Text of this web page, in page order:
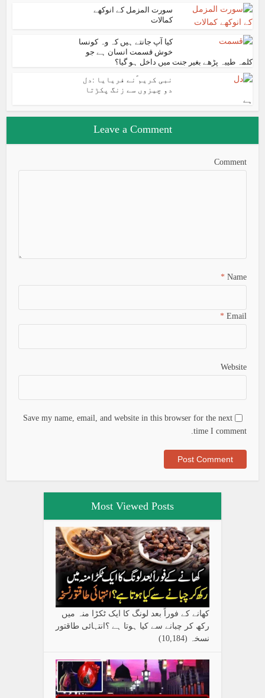
سورت المزمل کے انوکھے
کمالات
کیا آپ جانتے ہیں کہ وہ کونسا
خوش قسمت انسان ہے جو
کلمہ طیبہ پڑھے بغیر جنت میں داخل ہو گیا؟
نبی کریم ؐنے فریایا :دل
دو چیزوں سے زنگ پکڑتا
ہے
Leave a Comment
Comment
Name
*
Email
*
Website
Save my name, email, and website in this browser for the next
time I comment.
Most Viewed Posts
کھانے کے فوراً بعد لونگ کا ایک ٹکڑا منہ میں
رکھ کر چبانے سے کیا ہوتا ہے ؟انتہائی طاقتور
نسخہ
(10,184)